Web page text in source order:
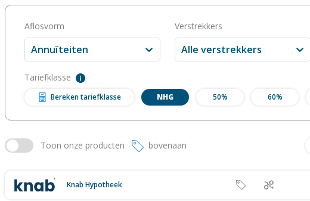
Aflosvorm
Annuïteiten
Verstrekkers
Alle verstrekkers
Tariefklasse
Bereken tariefklasse NHG 50% 60%
Toon onze producten bovenaan
Knab Hypotheek